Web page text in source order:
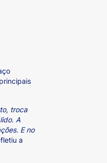
troca
A
E no
a